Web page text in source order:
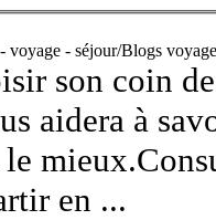
voyage - séjour/Blogs
son coin
aidera à
en ...